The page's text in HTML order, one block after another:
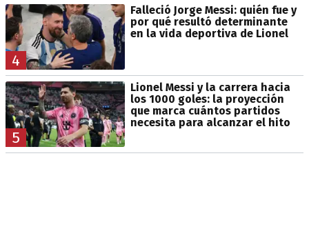
4
Falleció Jorge Messi: quién fue y
por qué resultó determinante
en la vida deportiva de Lionel
5
Lionel Messi y la carrera hacia
los 1000 goles: la proyección
que marca cuántos partidos
necesita para alcanzar el hito